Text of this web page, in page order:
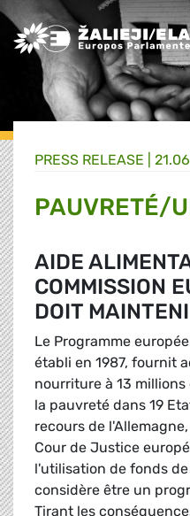
Greens/EFA Home
PRESS RELEASE |
PAUVRETÉ/
AIDE
COMMISSION
DOIT
Le Programme
établi en 1987, fournit
nourriture à 13
la pauvreté dans 19
recours de
Cour de Justice
l'utilisation de fonds
considère être un
Tirant les